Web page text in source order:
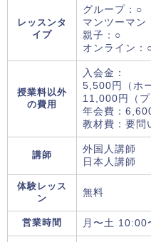
レッスンタ
イプ
グループ：○
マンツーマン
親子：○
オンライン：
授業料以外
の費用
入会金：
5,500円（ホ
11,000円（プ
年会費：
教材費：要問
講師
外国人講師
日本人講師
体験レッス
ン
無料
営業時間 月〜土 10:00